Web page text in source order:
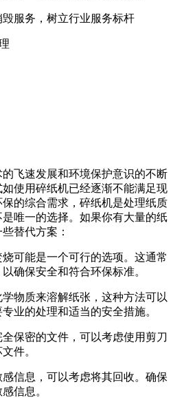
服务，树立行业服务标杆
飞速发展和环境保护意识的不断
使用碎纸机已经逐渐不能满足现
的综合需求，碎纸机是处理纸质
唯一的选择。如果你有大量的纸
替代方案：
可能是一个可行的选项。这通常
确保安全和符合环保标准。
物质来溶解纸张，这种方法可以
业的处理和适当的安全措施。
保密的文件，可以考虑使用剪刀
件。
信息，可以考虑将其回收。确保
信息。